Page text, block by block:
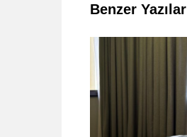
Benzer Yazılar